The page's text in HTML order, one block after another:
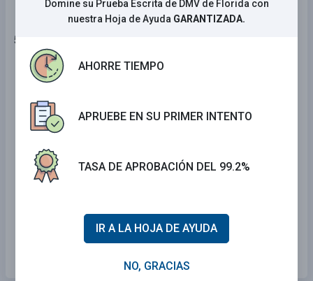
50 . Esta señal significa que:
Un grupo de servicio comunitario está
adelante.
Hay un cruce de peatones más
adelante.
Domine su Prueba Escrita de DMV de Florida con
nuestra Hoja de Ayuda GARANTIZADA.
AHORRE TIEMPO
APRUEBE EN SU PRIMER INTENTO
TASA DE APROBACIÓN DEL 99.2%
IR A LA HOJA DE AYUDA
NO, GRACIAS